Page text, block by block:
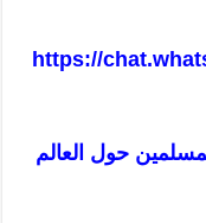
https://
حول العالم